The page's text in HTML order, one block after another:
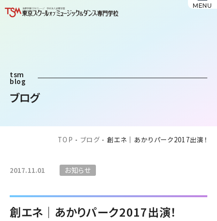
MENU
tsm
blog
ブログ
TOP -ブログ -創エネ｜あかりパーク2017出演！
2017.11.01 お知らせ
創エネ｜あかりパーク2017出演！